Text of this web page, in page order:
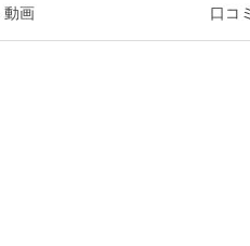
動画 口コミ